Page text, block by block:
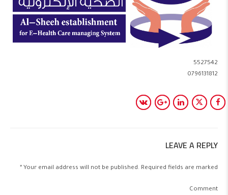
5527542
0796131812
LEAVE A REPLY
Your email address will not be published. Required fields are marked *
Comment